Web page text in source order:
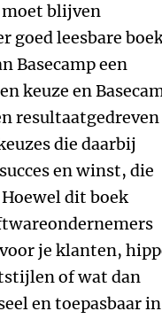
blijven
goed leesbare
Basecamp een
keuze en
resultaatgedreven
die daarbij
en winst, die
dit boek
je klanten,
of wat dan
en toepasbaar in